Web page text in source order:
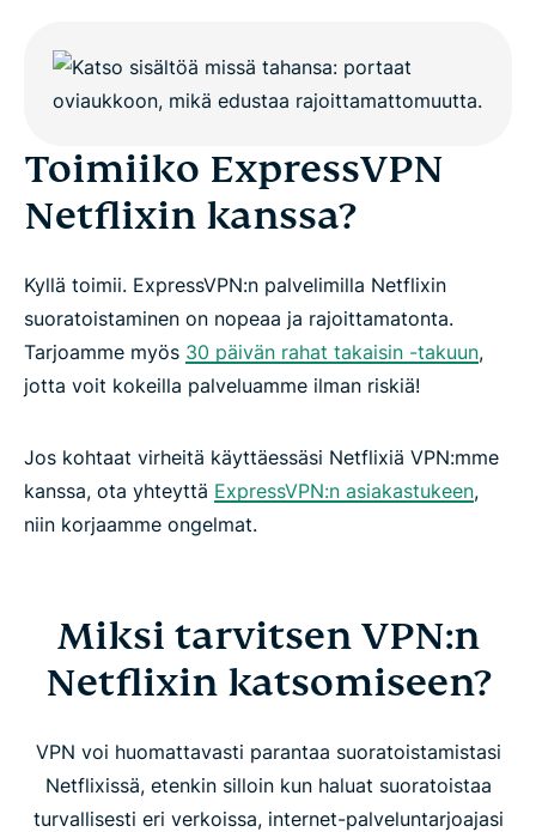
Toimiiko ExpressVPN
Netflixin kanssa?
Kyllä toimii. ExpressVPN:n palvelimilla Netflixin
suoratoistaminen on nopeaa ja rajoittamatonta.
Tarjoamme myös 30 päivän rahat takaisin -takuun,
jotta voit kokeilla palveluamme ilman riskiä!
Jos kohtaat virheitä käyttäessäsi Netflixiä VPN:mme
kanssa, ota yhteyttä ExpressVPN:n asiakastukeen,
niin korjaamme ongelmat.
Miksi tarvitsen VPN:n
Netflixin katsomiseen?
VPN voi huomattavasti parantaa suoratoistamistasi
Netflixissä, etenkin silloin kun haluat suoratoistaa
turvallisesti eri verkoissa, internet-palveluntarjoajasi